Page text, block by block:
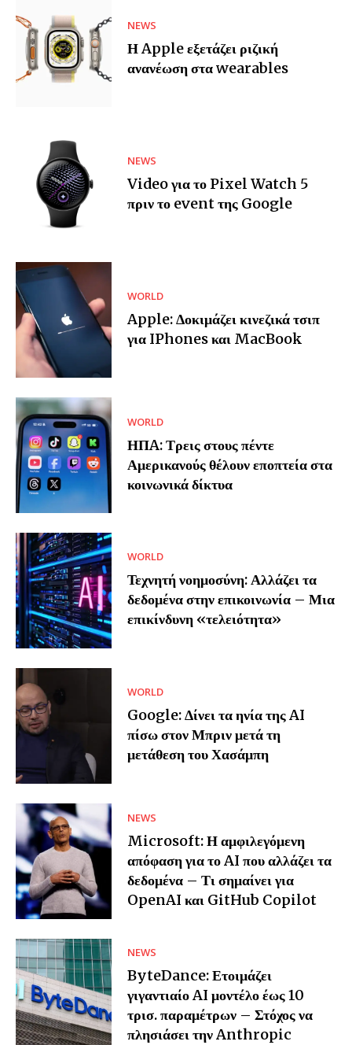
NEWS
Η Apple εξετάζει ριζική
ανανέωση στα wearables
NEWS
Video για το Pixel Watch 5
πριν το event της Google
WORLD
Apple: Δοκιμάζει κινεζικά τσιπ
για IPhones και MacBook
WORLD
ΗΠA: Τρεις στους πέντε
Αμερικανούς θέλουν εποπτεία στα
κοινωνικά δίκτυα
WORLD
Τεχνητή νοημοσύνη: Αλλάζει τα
δεδομένα στην επικοινωνία – Μια
επικίνδυνη «τελειότητα»
WORLD
Google: Δίνει τα ηνία της AI
πίσω στον Μπριν μετά τη
μετάθεση του Χασάμπη
NEWS
Microsoft: Η αμφιλεγόμενη
απόφαση για το AI που αλλάζει τα
δεδομένα – Τι σημαίνει για
OpenAI και GitHub Copilot
NEWS
ByteDance: Ετοιμάζει
γιγαντιαίο AI μοντέλο έως 10
τρισ. παραμέτρων – Στόχος να
πλησιάσει την Anthropic